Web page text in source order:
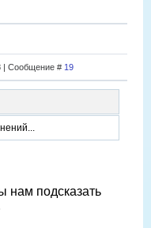
| Сообщение # 19
нам подсказать